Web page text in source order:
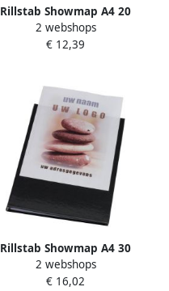
Rillstab Showmap A4 20
tassen + transparante
voortas
2 webshops
€ 12,39
Rillstab Showmap A4 30
tassen + transparante
voortas
2 webshops
€ 16,02